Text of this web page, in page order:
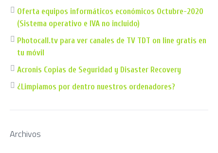
Oferta equipos informáticos económicos Octubre-2020
(Sistema operativo e IVA no incluido)
Photocall.tv para ver canales de TV TDT on line gratis en
tu móvil
Acronis Copias de Seguridad y Disaster Recovery
¿Limpiamos por dentro nuestros ordenadores?
Archivos